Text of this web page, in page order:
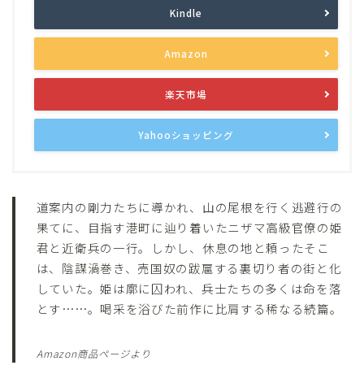
Kindle
Amazon
楽天市場
Yahooショッピング
道案内の剛力たちに導かれ、山の尾根を行く逃避行の
果てに、目指す港町に辿り着いたニザマ高級官僚の姫
君と近衛兵の一行。しかし、休息の地と頼ったそこ
は、陰謀渦巻き、売国奴の跋扈する裏切り者の街と化
していた。姫は廓に囚われ、兵士たちの多くは命を落
とす……。喝采を浴びた前作に比肩する稀なる続篇。
Amazon商品ページより